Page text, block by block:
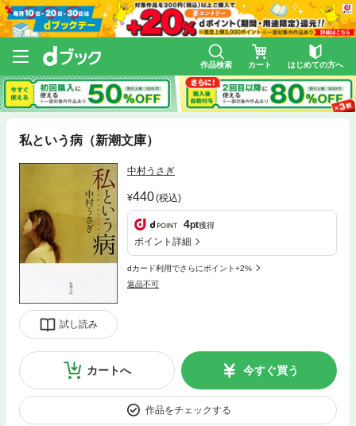
作品検索 カート はじめての方へ
私という病（新潮文庫）
試し読み
中村うさぎ
440(税込)
4pt獲得
ポイント詳細
dカード利用でさらにポイント+2%
返品不可
カートへ 今すぐ買う
作品をチェックする